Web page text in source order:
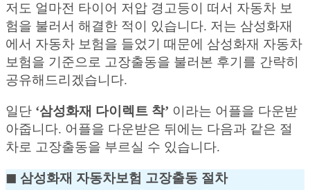
저도 얼마전 타이어 저압 경고등이 떠서 자동차 보
험을 불러서 해결한 적이 있습니다. 저는 삼성화재
에서 자동차 보험을 들었기 때문에 삼성화재 자동차
보험을 기준으로 고장출동을 불러본 후기를 간략히
공유해드리겠습니다.
일단 ‘삼성화재 다이렉트 착’ 이라는 어플을 다운받
아줍니다. 어플을 다운받은 뒤에는 다음과 같은 절
차로 고장출동을 부르실 수 있습니다.
◼︎ 삼성화재 자동차보험 고장출동 절차